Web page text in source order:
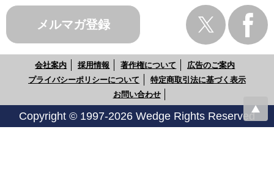
メルマガ登録
会社案内 採用情報 著作権について
広告のご案内
プライバシーポリシーについて
特定商取引法に基づく表示
お問い合わせ
Copyright © 1997-2026 Wedge Rights Reserved